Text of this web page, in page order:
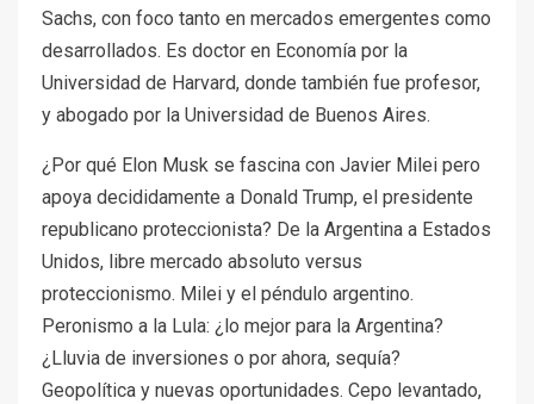
Sachs, con foco tanto en mercados emergentes como
desarrollados. Es doctor en Economía por la
Universidad de Harvard, donde también fue profesor,
y abogado por la Universidad de Buenos Aires.
¿Por qué Elon Musk se fascina con Javier Milei pero
apoya decididamente a Donald Trump, el presidente
republicano proteccionista? De la Argentina a Estados
Unidos, libre mercado absoluto versus
proteccionismo. Milei y el péndulo argentino.
Peronismo a la Lula: ¿lo mejor para la Argentina?
¿Lluvia de inversiones o por ahora, sequía?
Geopolítica y nuevas oportunidades. Cepo levantado,